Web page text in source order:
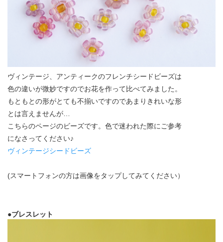
ヴィンテージ、アンティークのフレンチシードビーズは
色の違いが微妙ですのでお花を作って比べてみました。
もともとの形がとても不揃いですのであまりきれいな形
とは言えませんが…
こちらのページのビーズです。色で迷われた際にご参考
になさってください♪
ヴィンテージシードビーズ
(スマートフォンの方は画像をタップしてみてください）
●ブレスレット